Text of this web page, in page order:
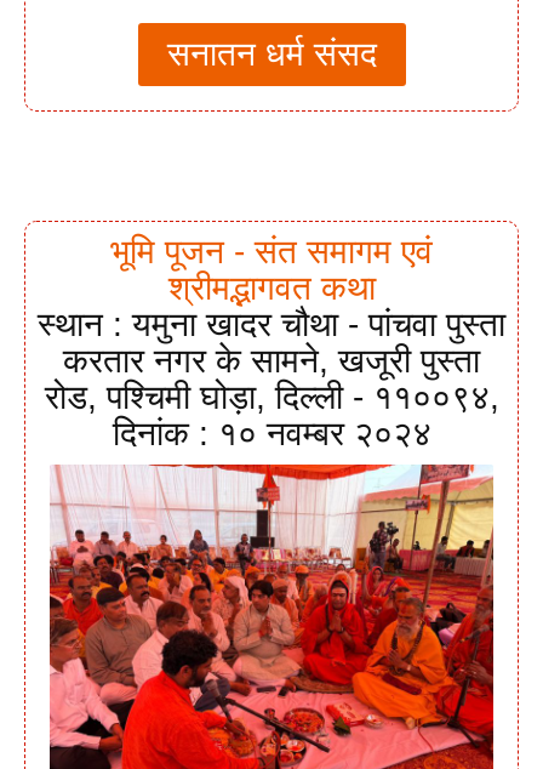
सनातन धर्म संसद
भूमि पूजन - संत समागम एवं
श्रीमद्भागवत कथा
स्थान : यमुना खादर चौथा - पांचवा पुस्ता
करतार नगर के सामने, खजूरी पुस्ता
रोड, पश्चिमी घोड़ा, दिल्ली - ११००९४,
दिनांक : १० नवम्बर २०२४